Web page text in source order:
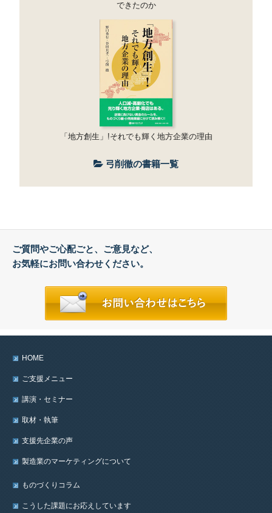
できたのか
「地方創生」!それでも輝く地方企業の理由
弓削徹の書籍一覧
ご質問やご心配ごと、ご意見など、
お気軽にお問い合わせください。
HOME
ご支援メニュー
講演・セミナー
取材・執筆
支援先企業の声
製造業のマーケティングについて
ものづくりコラム
こうした課題にお応えしています